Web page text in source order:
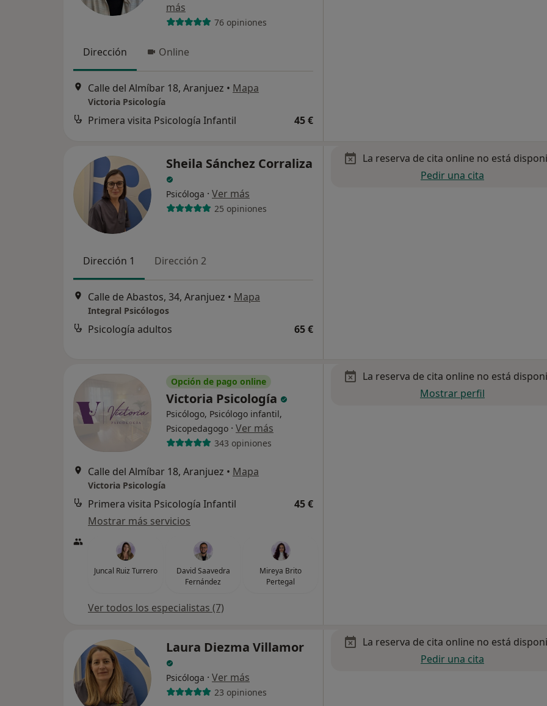
más
76 opiniones
Dirección Online
Calle del Almíbar 18, Aranjuez • Mapa
Victoria Psicología
Primera visita Psicología Infantil 45 €
Sheila Sánchez Corraliza
Psicóloga · Ver más
25 opiniones
Dirección 1 Dirección 2
Calle de Abastos, 34, Aranjuez • Mapa
Integral Psicólogos
Psicología adultos 65 €
La reserva de cita online no está
Pedir una cita
Opción de pago online
Victoria Psicología
Psicólogo, Psicólogo infantil,
Psicopedagogo · Ver más
343 opiniones
Calle del Almíbar 18, Aranjuez • Mapa
Victoria Psicología
Primera visita Psicología Infantil
45 €
Mostrar más servicios
Juncal Ruiz Turrero
David Saavedra
Fernández
Mireya Brito
Pertegal
Ver todos los especialistas (7)
La reserva de cita online no está
Mostrar perfil
Laura Diezma Villamor
Psicóloga · Ver más
23 opiniones
La reserva de cita online no está
Pedir una cita